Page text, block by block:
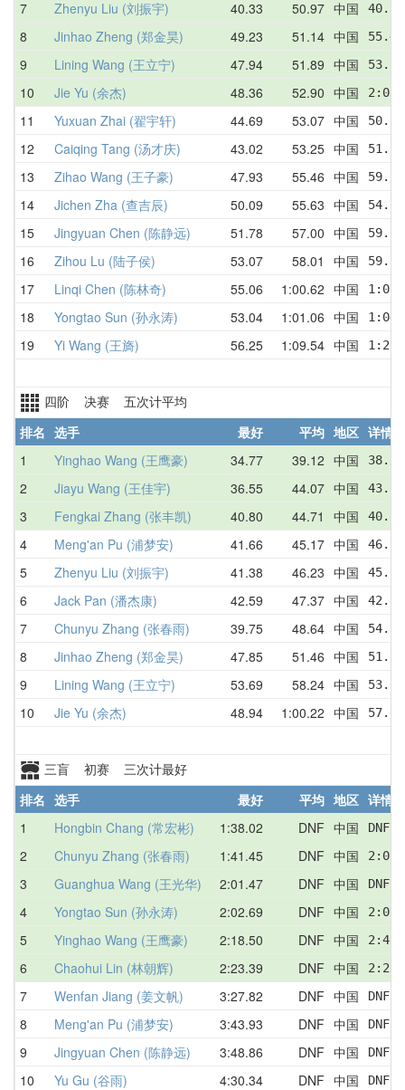
7 Zhenyu Liu (刘振宇) 40.33 50.97 中国
8 Jinhao Zheng (郑金昊) 49.23 51.14 中国
9 Lining Wang (王立宁) 47.94 51.89 中国
10 Jie Yu (余杰) 48.36 52.90 中国
11 Yuxuan Zhai (翟宇轩) 44.69 53.07 中国
12 Caiqing Tang (汤才庆) 43.02 53.25 中国
13 Zihao Wang (王子豪) 47.93 55.46 中国
14 Jichen Zha (查吉辰) 50.09 55.63 中国
15 Jingyuan Chen (陈静远) 51.78 57.00 中国
16 Zihou Lu (陆子侯) 53.07 58.01 中国
17 Linqi Chen (陈林奇) 55.06 1:00.62 中国
18 Yongtao Sun (孙永涛) 53.04 1:01.06 中国
19 Yi Wang (王旖) 56.25 1:09.54 中国
四阶 决赛 五次计平均
排名 选手 最好 平均 地区 详情
1
Yinghao Wang (王鹰豪) 34.77 39.12 中国
2 Jiayu Wang (王佳宇) 36.55 44.07 中国
3 Fengkai Zhang (张丰凯) 40.80 44.71 中国
4 Meng'an Pu (浦梦安) 41.66 45.17 中国
5 Zhenyu Liu (刘振宇) 41.38 46.23 中国
6 Jack Pan (潘杰康) 42.59 47.37 中国
7 Chunyu Zhang (张春雨) 39.75 48.64 中国
8 Jinhao Zheng (郑金昊) 47.85 51.46 中国
9 Lining Wang (王立宁) 53.69 58.24 中国
10 Jie Yu (余杰) 48.94 1:00.22 中国
三盲 初赛 三次计最好
排名 选手 最好 平均 地区 详情
1
Hongbin Chang (常宏彬) 1:38.02 DNF 中国 DNF
2 Chunyu Zhang (张春雨) 1:41.45 DNF 中国
3 Guanghua Wang (王光华) 2:01.47 DNF 中国
4 Yongtao Sun (孙永涛) 2:02.69 DNF 中国
5 Yinghao Wang (王鹰豪) 2:18.50 DNF 中国
6 Chaohui Lin (林朝辉) 2:23.39 DNF 中国
7 Wenfan Jiang (姜文帆) 3:27.82 DNF 中国 DNF
8 Meng'an Pu (浦梦安) 3:43.93 DNF 中国
9 Jingyuan Chen (陈静远) 3:48.86 DNF 中国
10 Yu Gu (谷雨) 4:30.34 DNF 中国